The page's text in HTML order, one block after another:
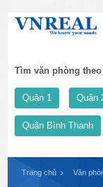
Tìm văn phòng
Quận 1 Quận
Quận Bình Thạnh
Trang chủ Văn